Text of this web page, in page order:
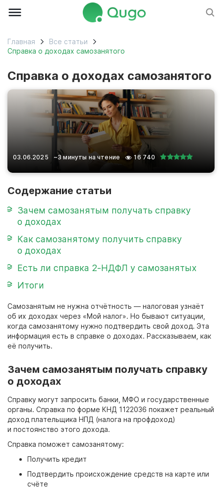
Главная
Все статьи
Справка о доходах самозанятого
Справка о доходах самозанятого
03.06.2025 ~3 минуты на чтение 16 740
Содержание статьи
Зачем самозанятым получать справку
о доходах
Как самозанятому получить справку
о доходах
Есть ли справка 2-НДФЛ у самозанятых
Итоги
Самозанятым не нужна отчётность — налоговая узнаёт
об их доходах через «Мой налог». Но бывают ситуации,
когда самозанятому нужно подтвердить свой доход. Эта
информация есть в справке о доходах. Рассказываем, как
её получить.
Зачем самозанятым получать справку
о доходах
Справку могут запросить банки, МФО и государственные
органы. Справка по форме КНД 1122036 покажет реальный
доход плательщика НПД (налога на профдоход)
и постоянство этого дохода.
Справка поможет самозанятому:
Получить кредит
Подтвердить происхождение средств на карте или
счёте